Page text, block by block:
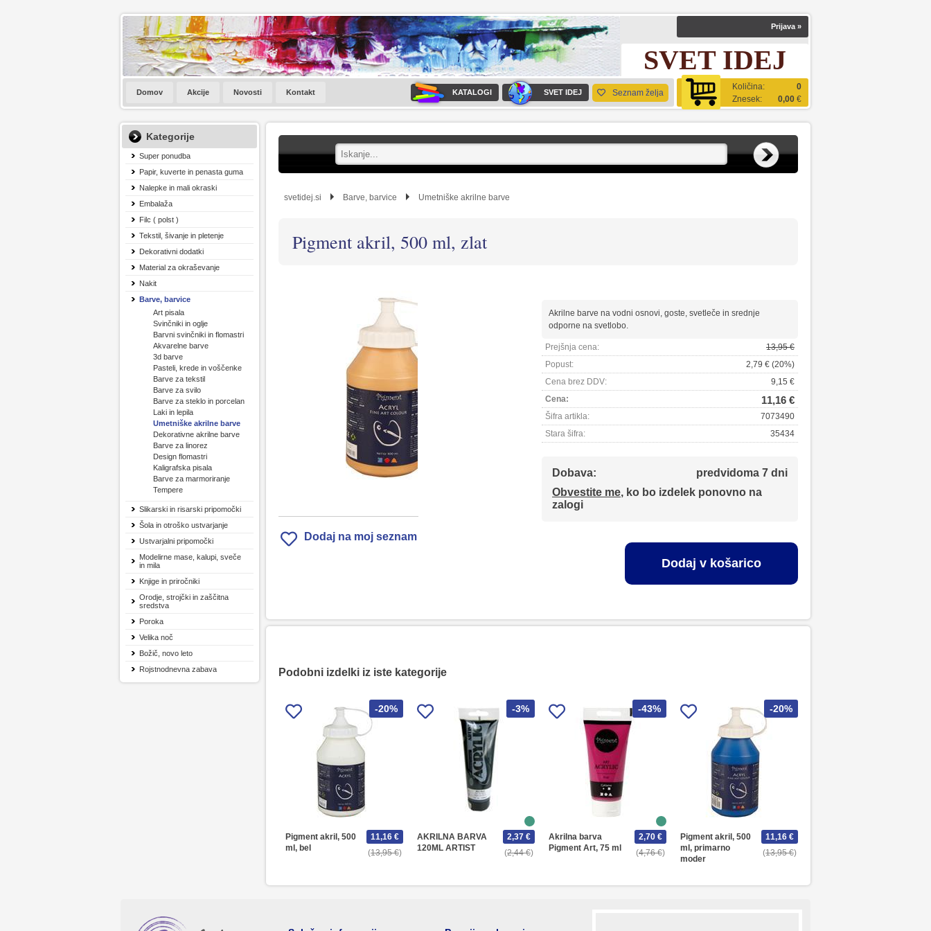
Prijava »
SVET IDEJ
Količina:
0
Znesek:
0,00 €
Domov Akcije Novosti Kontakt KATALOGI SVET IDEJ Seznam želja
Kategorije
Super ponudba
Papir, kuverte in penasta guma
Nalepke in mali okraski
Embalaža
Filc ( polst )
Tekstil, šivanje in pletenje
Dekorativni dodatki
Material za okraševanje
Nakit
Barve, barvice
Art pisala
Svinčniki in oglje
Barvni svinčniki in flomastri
Akvarelne barve
3d barve
Pasteli, krede in voščenke
Barve za tekstil
Barve za svilo
Barve za steklo in porcelan
Laki in lepila
Umetniške akrilne barve
Dekorativne akrilne barve
Barve za linorez
Design flomastri
Kaligrafska pisala
Barve za marmoriranje
Tempere
Slikarski in risarski pripomočki
Šola in otroško ustvarjanje
Ustvarjalni pripomočki
Modelirne mase, kalupi, sveče
in mila
Knjige in priročniki
Orodje, strojčki in zaščitna
sredstva
Poroka
Velika noč
Božič, novo leto
Rojstnodnevna zabava
svetidej.si Barve, barvice Umetniške akrilne barve
Pigment akril, 500 ml, zlat
Dodaj na moj seznam
Akrilne barve na vodni osnovi, goste, svetleče in srednje
odporne na svetlobo.
Prejšnja cena:
13,95 €
Popust:
2,79 € (20%)
Cena brez DDV:
9,15 €
Cena:
11,16 €
Šifra artikla:
7073490
Stara šifra:
35434
Dobava:
predvidoma 7 dni
Obvestite me, ko bo izdelek ponovno na
zalogi
Dodaj v košarico
Podobni izdelki iz iste kategorije
-20%
Pigment akril, 500
ml, bel
13,95 €
11,16 €
-3%
AKRILNA BARVA
120ML ARTIST
2,44 €
2,37 €
-43%
Akrilna barva
Pigment Art, 75 ml
4,76 €
2,70 €
-20%
Pigment akril, 500
ml, primarno
moder
13,95 €
11,16 €